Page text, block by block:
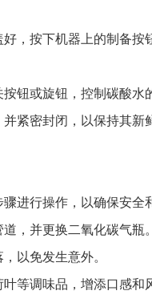
按下机器上的制备按
或旋钮，控制碳酸水
紧密封闭，以保持其新
行操作，以确保安全
，并更换二氧化碳气瓶。
以免发生意外。
等调味品，增添口感和